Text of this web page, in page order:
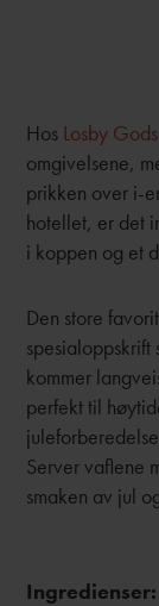
Hos Losby Gods
omgivelsene,
prikken over i-
hotellet, er det
i koppen og et
Den store
spesialoppskrift
kommer
perfekt til
Server vaflene
smaken av jul
Ingredienser: